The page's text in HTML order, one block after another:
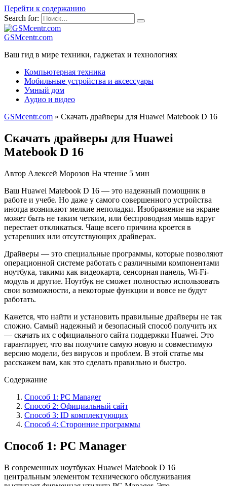
Перейти к содержанию
Search for:
GSMcentr.com
Ваш гид в мире техники, гаджетах и технологиях
Компьютерная техника
Мобильные устройства и аксессуары
Умный дом
Аудио и видео
GSMcentr.com » Скачать драйверы для Huawei Matebook D 16
Скачать драйверы для Huawei
Matebook D 16
Автор Алексей Морозов На чтение 5 мин
Ваш Huawei Matebook D 16 — это надежный помощник в
работе и учебе. Но даже у самого совершенного устройства
иногда возникают мелкие неполадки. Изображение на экране
может быть не таким четким, или беспроводная мышь вдруг
перестает откликаться. Чаще всего причина кроется в
устаревших или отсутствующих драйверах.
Драйверы — это специальные программы, которые позволяют
операционной системе работать с различными компонентами
ноутбука, такими как видеокарта, сенсорная панель, Wi-Fi-
модуль и другие. Ноутбук не сможет полностью использовать
свои возможности, а некоторые функции и вовсе не будут
работать.
Кажется, что найти и установить правильные драйверы не так
сложно. Самый надежный и безопасный способ получить их
— скачать их с официального сайта поддержки Huawei. Это
гарантирует, что вы получите самую новую и совместимую
версию модели, без вирусов и проблем. В этой статье мы
расскажем вам, как это сделать правильно и быстро.
Содержание
Способ 1: PC Manager
Способ 2: Официальный сайт
Способ 3: ID комплектующих
Способ 4: Сторонние программы
Способ 1: PC Manager
В современных ноутбуках Huawei Matebook D 16
центральным элементом технического обслуживания